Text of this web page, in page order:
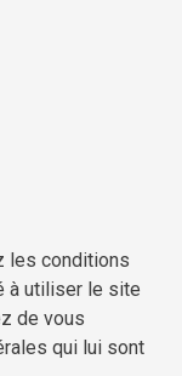
les conditions
à utiliser le site
de vous
qui lui sont